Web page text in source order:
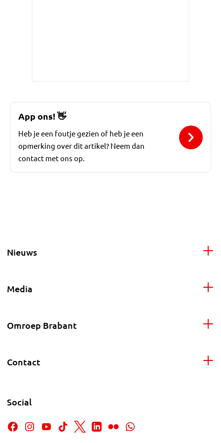
App ons!👋
Heb je een foutje gezien of heb je een
opmerking over dit artikel? Neem dan
contact met ons op.
Nieuws
Media
Omroep Brabant
Contact
Social